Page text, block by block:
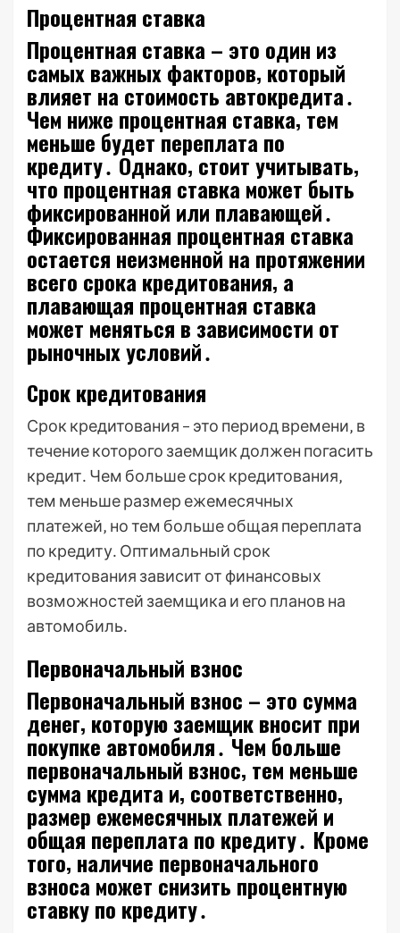
Процентная ставка
Процентная ставка – это один из
самых важных факторов‚ который
влияет на стоимость автокредита․
Чем ниже процентная ставка‚ тем
меньше будет переплата по
кредиту․ Однако‚ стоит учитывать‚
что процентная ставка может быть
фиксированной или плавающей․
Фиксированная процентная ставка
остается неизменной на протяжении
всего срока кредитования‚ а
плавающая процентная ставка
может меняться в зависимости от
рыночных условий․
Срок кредитования
Срок кредитования – это период времени‚ в
течение которого заемщик должен погасить
кредит․ Чем больше срок кредитования‚
тем меньше размер ежемесячных
платежей‚ но тем больше общая переплата
по кредиту․ Оптимальный срок
кредитования зависит от финансовых
возможностей заемщика и его планов на
автомобиль․
Первоначальный взнос
Первоначальный взнос – это сумма
денег‚ которую заемщик вносит при
покупке автомобиля․ Чем больше
первоначальный взнос‚ тем меньше
сумма кредита и‚ соответственно‚
размер ежемесячных платежей и
общая переплата по кредиту․ Кроме
того‚ наличие первоначального
взноса может снизить процентную
ставку по кредиту․